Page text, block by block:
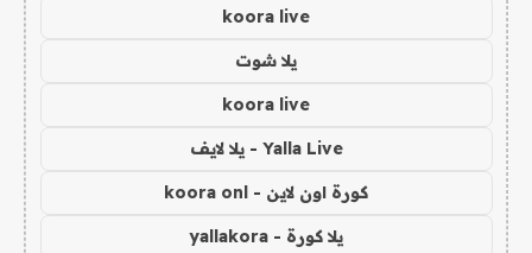
koora live
يلا شوت
koora live
Yalla Live - يلا لايف
كورة اون لاين - koora onl
يلا كورة - yallakora